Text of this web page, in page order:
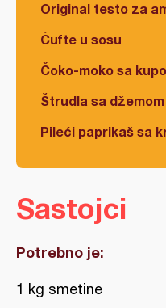
Original testo za
Ćufte u sosu
Čoko-moko sa
Štrudla sa džemom
Pileći paprikaš sa
Sastojci
Potrebno je:
1 kg smetine